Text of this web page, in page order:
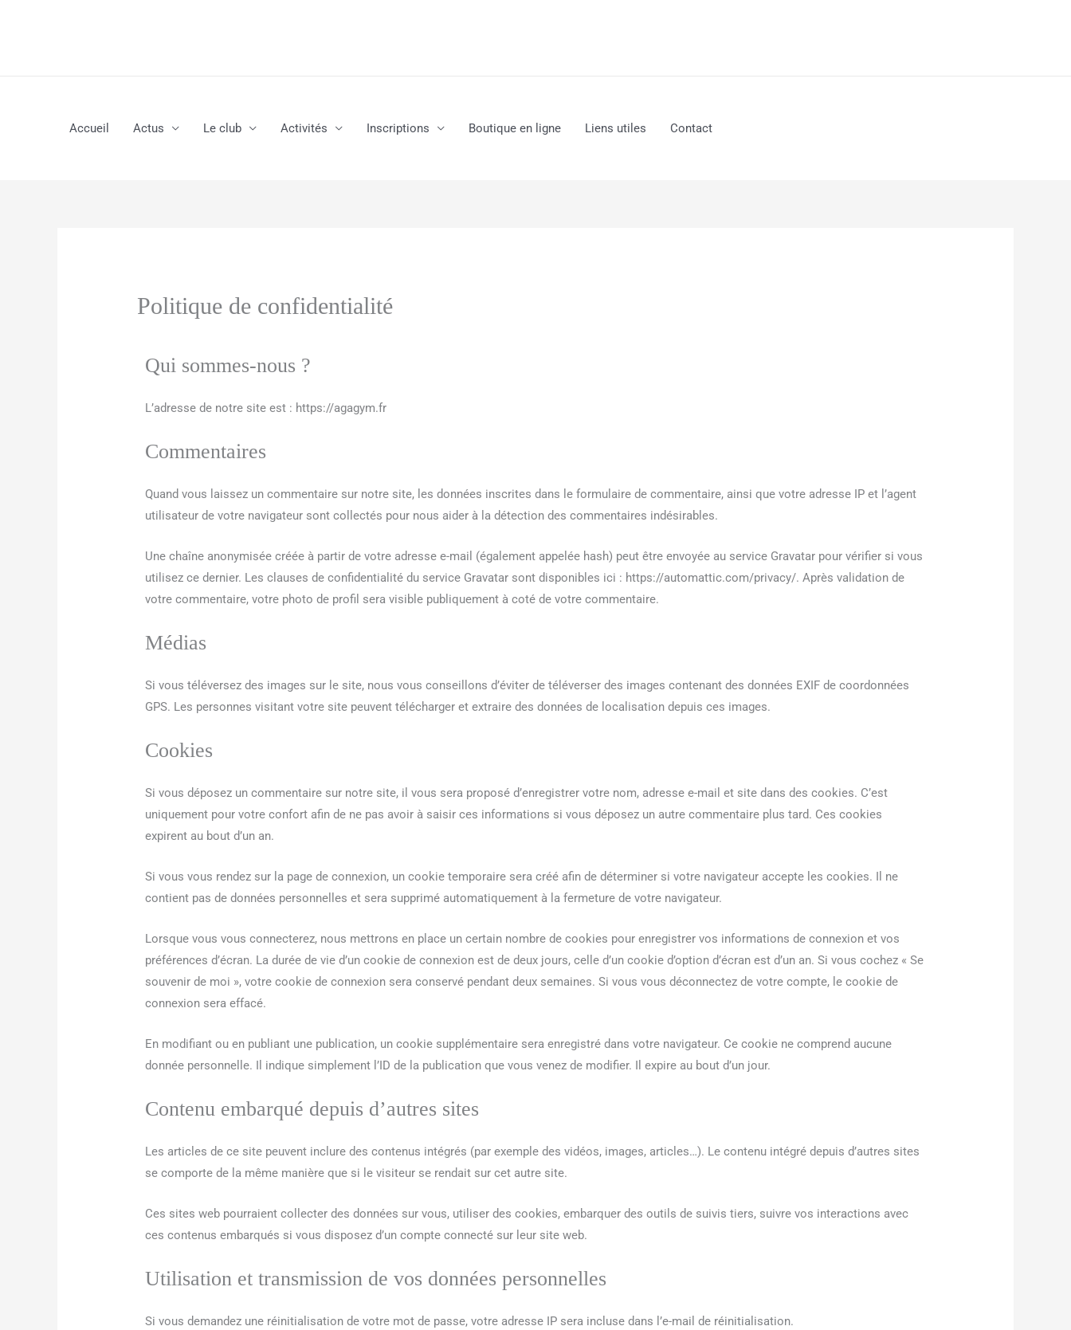
Accueil Actus Le club Activités Inscriptions Boutique en ligne Liens utiles Contact
Politique de confidentialité
Qui sommes-nous ?
L’adresse de notre site est : https://agagym.fr
Commentaires
Quand vous laissez un commentaire sur notre site, les données inscrites dans le formulaire de commentaire, ainsi que votre adresse IP et l’agent
utilisateur de votre navigateur sont collectés pour nous aider à la détection des commentaires indésirables.
Une chaîne anonymisée créée à partir de votre adresse e-mail (également appelée hash) peut être envoyée au service Gravatar pour vérifier si vous
utilisez ce dernier. Les clauses de confidentialité du service Gravatar sont disponibles ici : https://automattic.com/privacy/. Après validation de
votre commentaire, votre photo de profil sera visible publiquement à coté de votre commentaire.
Médias
Si vous téléversez des images sur le site, nous vous conseillons d’éviter de téléverser des images contenant des données EXIF de coordonnées
GPS. Les personnes visitant votre site peuvent télécharger et extraire des données de localisation depuis ces images.
Cookies
Si vous déposez un commentaire sur notre site, il vous sera proposé d’enregistrer votre nom, adresse e-mail et site dans des cookies. C’est
uniquement pour votre confort afin de ne pas avoir à saisir ces informations si vous déposez un autre commentaire plus tard. Ces cookies
expirent au bout d’un an.
Si vous vous rendez sur la page de connexion, un cookie temporaire sera créé afin de déterminer si votre navigateur accepte les cookies. Il ne
contient pas de données personnelles et sera supprimé automatiquement à la fermeture de votre navigateur.
Lorsque vous vous connecterez, nous mettrons en place un certain nombre de cookies pour enregistrer vos informations de connexion et vos
préférences d’écran. La durée de vie d’un cookie de connexion est de deux jours, celle d’un cookie d’option d’écran est d’un an. Si vous cochez « Se
souvenir de moi », votre cookie de connexion sera conservé pendant deux semaines. Si vous vous déconnectez de votre compte, le cookie de
connexion sera effacé.
En modifiant ou en publiant une publication, un cookie supplémentaire sera enregistré dans votre navigateur. Ce cookie ne comprend aucune
donnée personnelle. Il indique simplement l’ID de la publication que vous venez de modifier. Il expire au bout d’un jour.
Contenu embarqué depuis d’autres sites
Les articles de ce site peuvent inclure des contenus intégrés (par exemple des vidéos, images, articles…). Le contenu intégré depuis d’autres sites
se comporte de la même manière que si le visiteur se rendait sur cet autre site.
Ces sites web pourraient collecter des données sur vous, utiliser des cookies, embarquer des outils de suivis tiers, suivre vos interactions avec
ces contenus embarqués si vous disposez d’un compte connecté sur leur site web.
Utilisation et transmission de vos données personnelles
Si vous demandez une réinitialisation de votre mot de passe, votre adresse IP sera incluse dans l’e-mail de réinitialisation.